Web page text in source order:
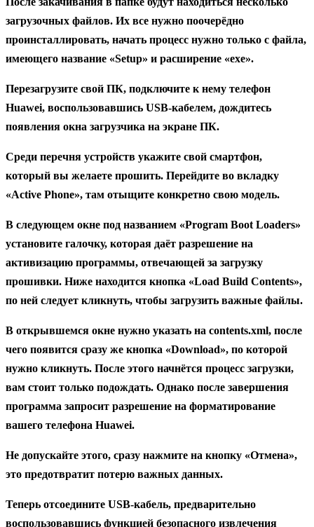
загрузочных файлов. Их все нужно поочерёдно
проинсталлировать, начать процесс нужно только с файла,
имеющего название «Setup» и расширение «exe».
Перезагрузите свой ПК, подключите к нему телефон
Huawei, воспользовавшись USB-кабелем, дождитесь
появления окна загрузчика на экране ПК.
Среди перечня устройств укажите свой смартфон,
который вы желаете прошить. Перейдите во вкладку
«Active Phone», там отыщите конкретно свою модель.
В следующем окне под названием «Program Boot Loaders»
установите галочку, которая даёт разрешение на
активизацию программы, отвечающей за загрузку
прошивки. Ниже находится кнопка «Load Build Contents»,
по ней следует кликнуть, чтобы загрузить важные файлы.
В открывшемся окне нужно указать на contents.xml, после
чего появится сразу же кнопка «Download», по которой
нужно кликнуть. После этого начнётся процесс загрузки,
вам стоит только подождать. Однако после завершения
программа запросит разрешение на форматирование
вашего телефона Huawei.
Не допускайте этого, сразу нажмите на кнопку «Отмена»,
это предотвратит потерю важных данных.
Теперь отсоедините USB-кабель, предварительно
воспользовавшись функцией безопасного извлечения